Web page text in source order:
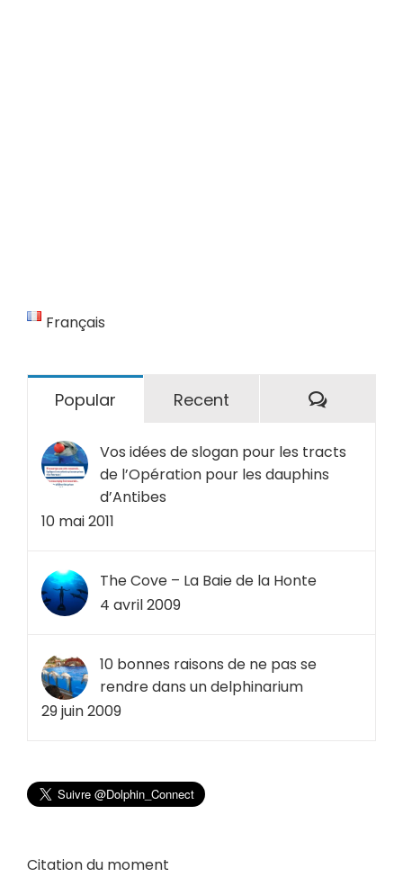
Français
Popular Recent
Vos idées de slogan pour les tracts
de l’Opération pour les dauphins
d’Antibes
10 mai 2011
The Cove – La Baie de la Honte
4 avril 2009
10 bonnes raisons de ne pas se
rendre dans un delphinarium
29 juin 2009
Citation du moment